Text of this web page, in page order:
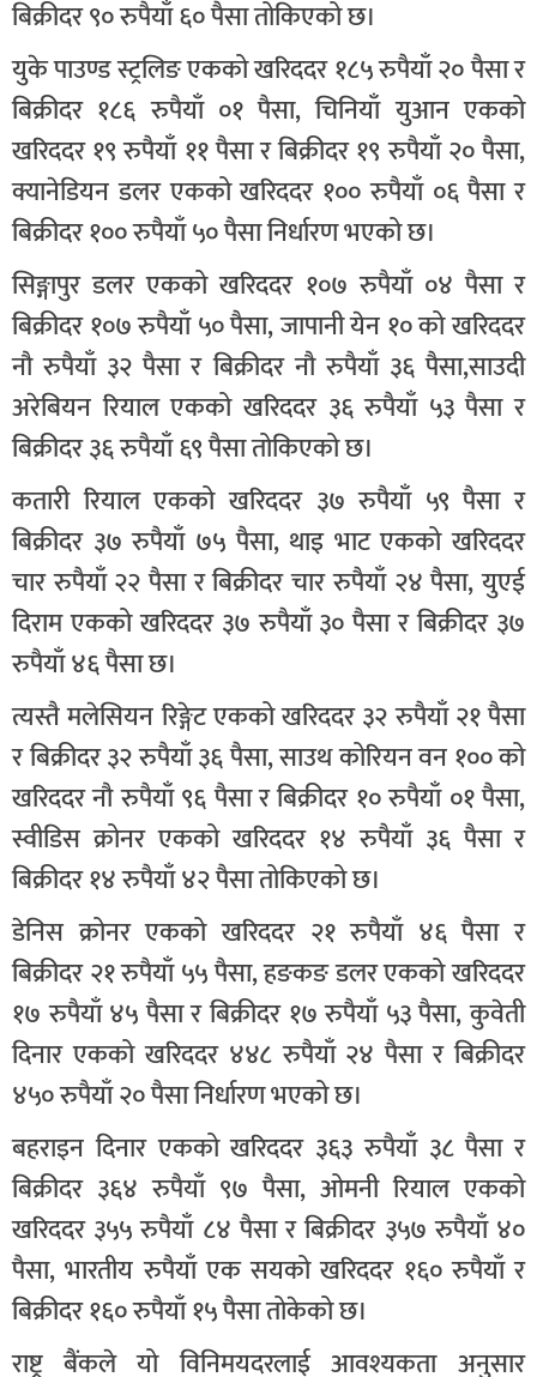
बिक्रीदर ९० रुपैयाँ ६० पैसा तोकिएको छ।
युके पाउण्ड स्ट्रलिङ एकको खरिददर १८५ रुपैयाँ २० पैसा र
बिक्रीदर १८६ रुपैयाँ ०१ पैसा, चिनियाँ युआन एकको
खरिददर १९ रुपैयाँ ११ पैसा र बिक्रीदर १९ रुपैयाँ २० पैसा,
क्यानेडियन डलर एकको खरिददर १०० रुपैयाँ ०६ पैसा र
बिक्रीदर १०० रुपैयाँ ५० पैसा निर्धारण भएको छ।
सिङ्गापुर डलर एकको खरिददर १०७ रुपैयाँ ०४ पैसा र
बिक्रीदर १०७ रुपैयाँ ५० पैसा, जापानी येन १० को खरिददर
नौ रुपैयाँ ३२ पैसा र बिक्रीदर नौ रुपैयाँ ३६ पैसा,साउदी
अरेबियन रियाल एकको खरिददर ३६ रुपैयाँ ५३ पैसा र
बिक्रीदर ३६ रुपैयाँ ६९ पैसा तोकिएको छ।
कतारी रियाल एकको खरिददर ३७ रुपैयाँ ५९ पैसा र
बिक्रीदर ३७ रुपैयाँ ७५ पैसा, थाइ भाट एकको खरिददर
चार रुपैयाँ २२ पैसा र बिक्रीदर चार रुपैयाँ २४ पैसा, युएई
दिराम एकको खरिददर ३७ रुपैयाँ ३० पैसा र बिक्रीदर ३७
रुपैयाँ ४६ पैसा छ।
त्यस्तै मलेसियन रिङ्गेट एकको खरिददर ३२ रुपैयाँ २१ पैसा
र बिक्रीदर ३२ रुपैयाँ ३६ पैसा, साउथ कोरियन वन १०० को
खरिददर नौ रुपैयाँ ९६ पैसा र बिक्रीदर १० रुपैयाँ ०१ पैसा,
स्वीडिस क्रोनर एकको खरिददर १४ रुपैयाँ ३६ पैसा र
बिक्रीदर १४ रुपैयाँ ४२ पैसा तोकिएको छ।
डेनिस क्रोनर एकको खरिददर २१ रुपैयाँ ४६ पैसा र
बिक्रीदर २१ रुपैयाँ ५५ पैसा, हङकङ डलर एकको खरिददर
१७ रुपैयाँ ४५ पैसा र बिक्रीदर १७ रुपैयाँ ५३ पैसा, कुवेती
दिनार एकको खरिददर ४४८ रुपैयाँ २४ पैसा र बिक्रीदर
४५० रुपैयाँ २० पैसा निर्धारण भएको छ।
बहराइन दिनार एकको खरिददर ३६३ रुपैयाँ ३८ पैसा र
बिक्रीदर ३६४ रुपैयाँ ९७ पैसा, ओमनी रियाल एकको
खरिददर ३५५ रुपैयाँ ८४ पैसा र बिक्रीदर ३५७ रुपैयाँ ४०
पैसा, भारतीय रुपैयाँ एक सयको खरिददर १६० रुपैयाँ र
बिक्रीदर १६० रुपैयाँ १५ पैसा तोकेको छ।
राष्ट्र बैंकले यो विनिमयदरलाई आवश्यकता अनुसार